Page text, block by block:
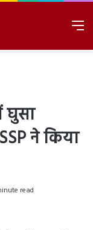
घुसा
ने किया
read